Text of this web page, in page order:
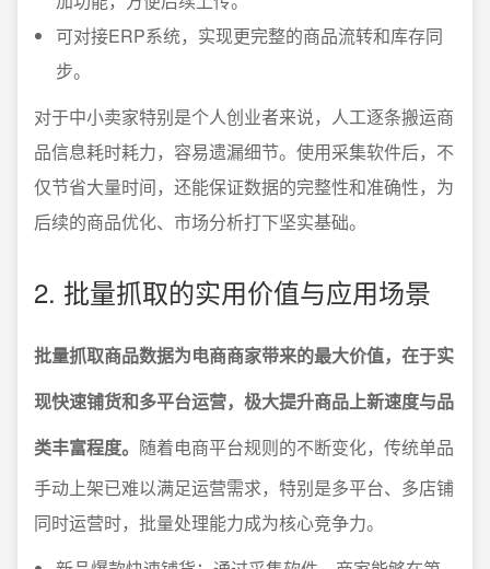
可对接ERP系统，实现更完整的商品流转和库存同
步。
对于中小卖家特别是个人创业者来说，人工逐条搬运商
品信息耗时耗力，容易遗漏细节。使用采集软件后，不
仅节省大量时间，还能保证数据的完整性和准确性，为
后续的商品优化、市场分析打下坚实基础。
2. 批量抓取的实用价值与应用场景
批量抓取商品数据为电商商家带来的最大价值，在于实
现快速铺货和多平台运营，极大提升商品上新速度与品
类丰富程度。 随着电商平台规则的不断变化，传统单品
手动上架已难以满足运营需求，特别是多平台、多店铺
同时运营时，批量处理能力成为核心竞争力。